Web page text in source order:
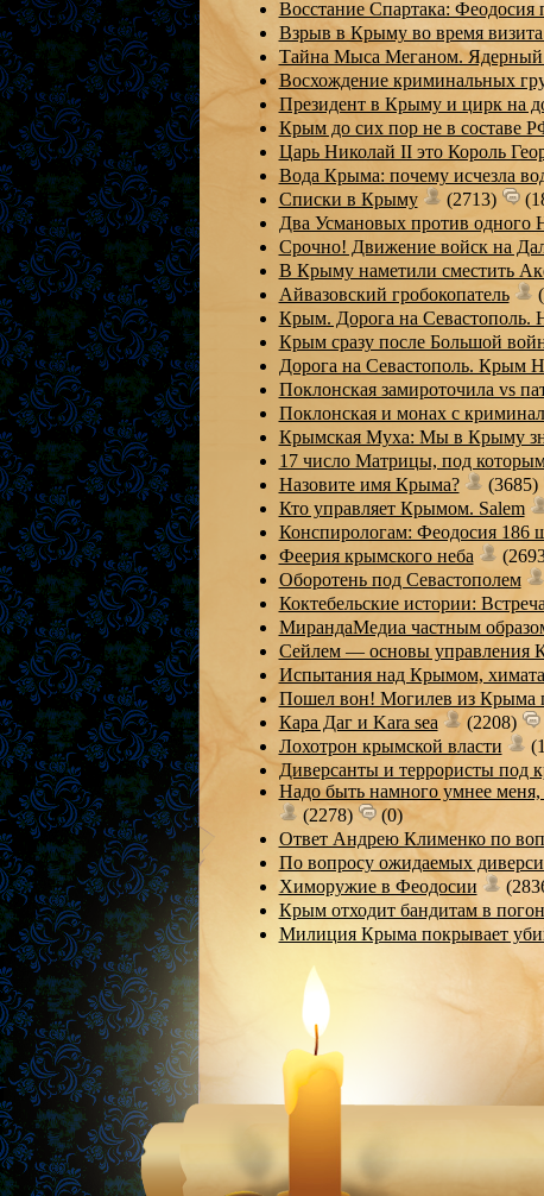
Восстание Спартака:
Взрыв в Крыму во время
Тайна Мыса Меганом. Ядерный
Восхождение криминальных
Президент в Крыму и цирк на
Крым до сих пор не в составе
Царь Николай II это Король
Вода Крыма: почему исчезла
Списки в Крыму
(2713)
Два Усмановых против
Срочно! Движение войск на
В Крыму наметили сместить
Айвазовский гробокопатель
Крым. Дорога на Севастополь.
Крым сразу после Большой
Дорога на Севастополь. Крым
Поклонская замироточила vs
Поклонская и монах с
Крымская Муха: Мы в Крыму
17 число Матрицы, под
Назовите имя Крыма?
(3685)
Кто управляет Крымом. Salem
Конспирологам: Феодосия 186
Феерия крымского неба
Оборотень под Севастополем
Коктебельские истории:
МирандаМедиа частным
Сейлем — основы управления
Испытания над Крымом,
Пошел вон! Могилев из Крыма
Кара Даг и Kara sea
(2208)
Лохотрон крымской власти
Диверсанты и террористы под
Надо быть намного умнее меня,
(2278)
(0)
Ответ Андрею Клименко по
По вопросу ожидаемых
Химоружие в Феодосии
Крым отходит бандитам в
Милиция Крыма покрывает